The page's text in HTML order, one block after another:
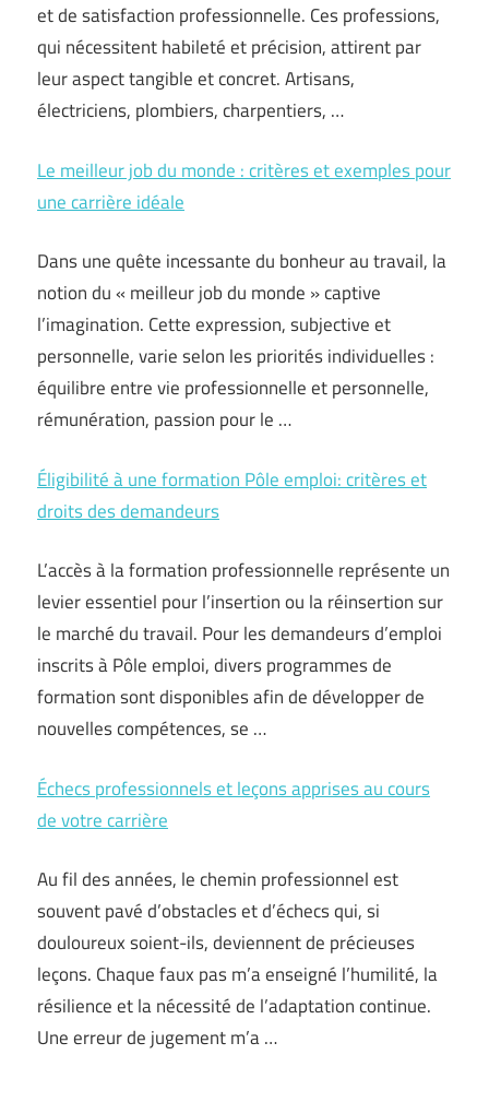
et de satisfaction professionnelle. Ces professions,
qui nécessitent habileté et précision, attirent par
leur aspect tangible et concret. Artisans,
électriciens, plombiers, charpentiers, …
Le meilleur job du monde : critères et exemples pour
une carrière idéale
Dans une quête incessante du bonheur au travail, la
notion du « meilleur job du monde » captive
l’imagination. Cette expression, subjective et
personnelle, varie selon les priorités individuelles :
équilibre entre vie professionnelle et personnelle,
rémunération, passion pour le …
Éligibilité à une formation Pôle emploi: critères et
droits des demandeurs
L’accès à la formation professionnelle représente un
levier essentiel pour l’insertion ou la réinsertion sur
le marché du travail. Pour les demandeurs d’emploi
inscrits à Pôle emploi, divers programmes de
formation sont disponibles afin de développer de
nouvelles compétences, se …
Échecs professionnels et leçons apprises au cours
de votre carrière
Au fil des années, le chemin professionnel est
souvent pavé d’obstacles et d’échecs qui, si
douloureux soient-ils, deviennent de précieuses
leçons. Chaque faux pas m’a enseigné l’humilité, la
résilience et la nécessité de l’adaptation continue.
Une erreur de jugement m’a …